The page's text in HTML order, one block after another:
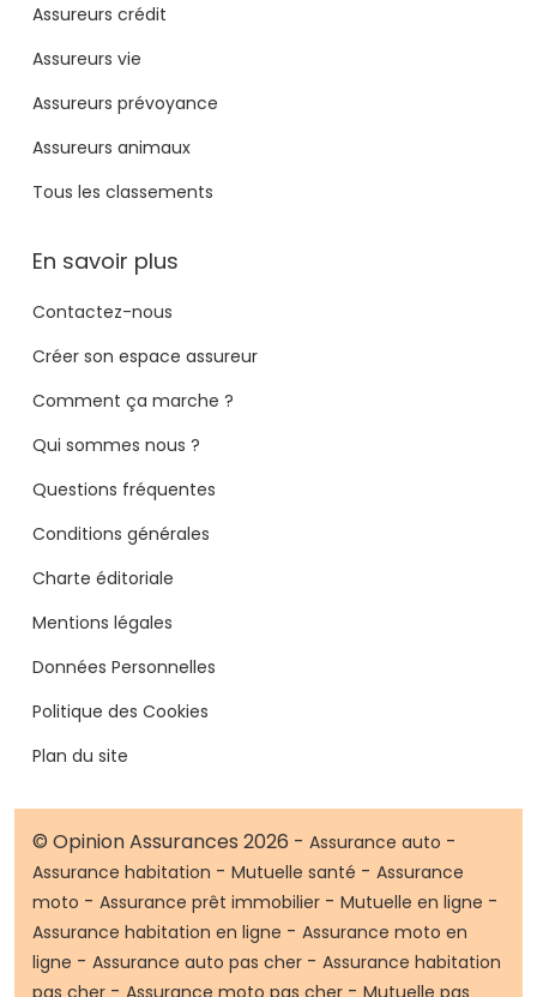
Assureurs crédit
Assureurs vie
Assureurs prévoyance
Assureurs animaux
Tous les classements
En savoir plus
Contactez-nous
Créer son espace assureur
Comment ça marche ?
Qui sommes nous ?
Questions fréquentes
Conditions générales
Charte éditoriale
Mentions légales
Données Personnelles
Politique des Cookies
Plan du site
© Opinion Assurances 2026 - Assurance auto -
Assurance habitation - Mutuelle santé - Assurance
moto - Assurance prêt immobilier - Mutuelle en ligne -
Assurance habitation en ligne - Assurance moto en
ligne - Assurance auto pas cher - Assurance habitation
pas cher - Assurance moto pas cher - Mutuelle pas